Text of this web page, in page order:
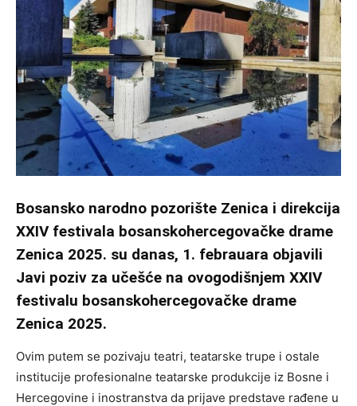
Bosansko narodno pozorište Zenica i direkcija
XXIV festivala bosanskohercegovačke drame
Zenica 2025. su danas, 1. febrauara objavili
Javi poziv za učešće na ovogodišnjem XXIV
festivalu bosanskohercegovačke drame
Zenica 2025.
Ovim putem se pozivaju teatri, teatarske trupe i ostale
institucije profesionalne teatarske produkcije iz Bosne i
Hercegovine i inostranstva da prijave predstave rađene u